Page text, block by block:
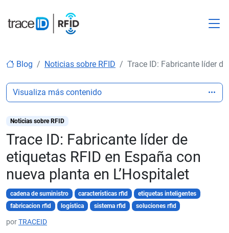
Blog Noticias sobre RFID Trace ID: Fabricante líder
Noticias sobre RFID
Trace ID: Fabricante líder de
etiquetas RFID en España con
nueva planta en L’Hospitalet
cadena de suministro características rfid
etiquetas inteligentes
fabricacion rfid
logística sistema rfid soluciones rfid
porTRACEID
Visualiza más contenido